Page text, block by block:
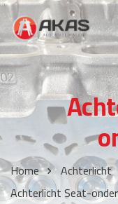
Home Achterlicht
Achterlicht Seat-